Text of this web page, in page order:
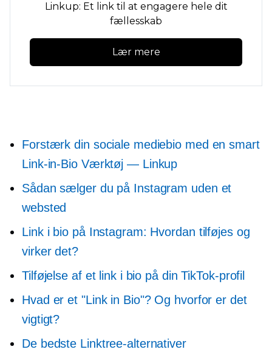
Linkup: Et link til at engagere hele dit
fællesskab
Lær mere
Forstærk din sociale mediebio med en smart
Link-in-BioVærktøj — Linkup
Sådan sælger du på Instagram uden et
websted
Link i bio på Instagram: Hvordan tilføjes og
virker det?
Tilføjelse af et link i bio på din TikTok-profil
Hvad er et "Link in Bio"? Og hvorfor er det
vigtigt?
De bedste Linktree-alternativer